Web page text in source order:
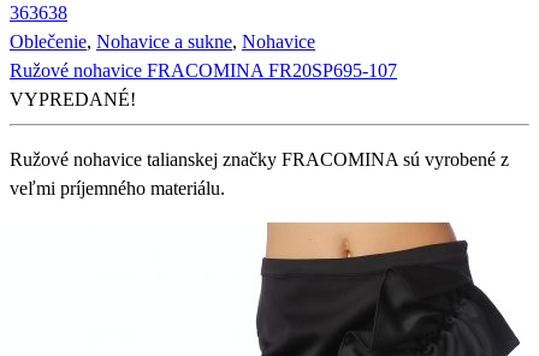
363638
Oblečenie, Nohavice a sukne, Nohavice
Ružové nohavice FRACOMINA FR20SP695-107
VYPREDANÉ!
Ružové nohavice talianskej značky FRACOMINA sú vyrobené z
veľmi príjemného materiálu.